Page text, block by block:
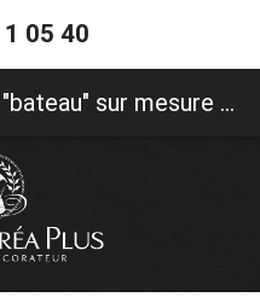
05 40
Rideaux et Stores "bateau" sur mesure Paris 8 ème 10 fenêtres